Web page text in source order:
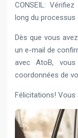
CONSEIL:
long du
Dès que vous
un e-mail de
avec AtoB,
coordonnées de
Félicitations! Vous